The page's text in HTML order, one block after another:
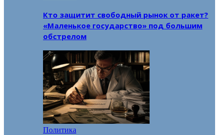
Кто защитит свободный рынок от ракет?
«Маленькое государство» под большим
обстрелом
Политика